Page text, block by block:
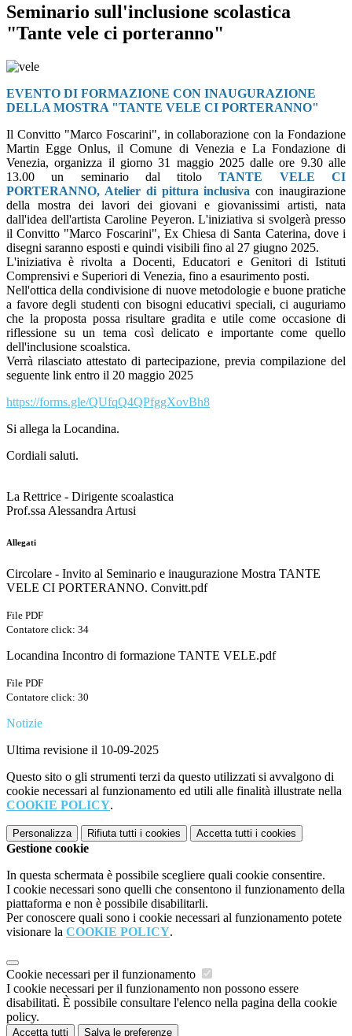
Seminario sull'inclusione scolastica
"Tante vele ci porteranno"
EVENTO DI FORMAZIONE CON INAUGURAZIONE
DELLA MOSTRA "TANTE VELE CI PORTERANNO"
Il Convitto "Marco Foscarini", in collaborazione con la Fondazione
Martin Egge Onlus, il Comune di Venezia e La Fondazione di
Venezia, organizza il giorno 31 maggio 2025 dalle ore 9.30 alle
13.00 un seminario dal titoloTANTE VELE CI
PORTERANNO, Atelier di pittura inclusiva con inaugirazione
della mostra dei lavori dei giovani e giovanissimi artisti, nata
dall'idea dell'artista Caroline Peyeron. L'iniziativa si svolgerà presso
il Convitto "Marco Foscarini", Ex Chiesa di Santa Caterina, dove i
disegni saranno esposti e quindi visibili fino al 27 giugno 2025.
L'iniziativa è rivolta a Docenti, Educatori e Genitori di Istituti
Comprensivi e Superiori di Venezia, fino a esaurimento posti.
Nell'ottica della condivisione di nuove metodologie e buone pratiche
a favore degli studenti con bisogni educativi speciali, ci auguriamo
che la proposta possa risultare gradita e utile come occasione di
riflessione su un tema così delicato e importante come quello
dell'inclusione scoalstica.
Verrà rilasciato attestato di partecipazione, previa compilazione del
seguente link entro il 20 maggio 2025
https://forms.gle/QUfqQ4QPfggXovBh8
Si allega la Locandina.
Cordiali saluti.
La Rettrice - Dirigente scoalastica
Prof.ssa Alessandra Artusi
Allegati
Circolare - Invito al Seminario e inaugurazione Mostra TANTE
VELE CI PORTERANNO. Convitt.pdf
File PDF
Contatore click: 34
Locandina Incontro di formazione TANTE VELE.pdf
File PDF
Contatore click: 30
Notizie
Ultima revisione il 10-09-2025
Questo sito o gli strumenti terzi da questo utilizzati si avvalgono di
cookie necessari al funzionamento ed utili alle finalità illustrate nella
COOKIE POLICY.
Personalizza Rifiuta tutti i cookies Accetta tutti i cookies
Gestione cookie
In questa schermata è possibile scegliere quali cookie consentire.
I cookie necessari sono quelli che consentono il funzionamento della
piattaforma e non è possibile disabilitarli.
Per conoscere quali sono i cookie necessari al funzionamento potete
visionare la COOKIE POLICY.
Cookie necessari per il funzionamento
I cookie necessari per il funzionamento non possono essere
disabilitati. È possibile consultare l'elenco nella pagina della cookie
policy.
Accetta tutti Salva le preferenze